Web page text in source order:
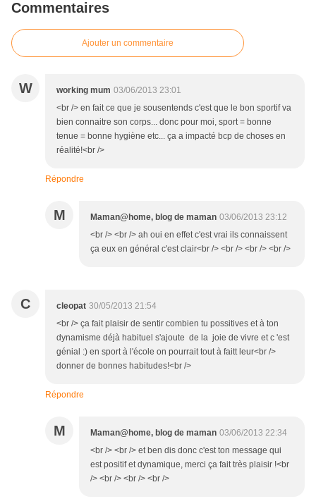
Commentaires
Ajouter un commentaire
W working mum 03/06/2013 23:01
<br /> en fait ce que je sousentends c'est que le bon sportif va
bien connaitre son corps... donc pour moi, sport = bonne
tenue = bonne hygiène etc... ça a impacté bcp de choses en
réalité!<br />
Répondre
M Maman@home, blog de maman 03/06/2013 23:12
<br /> <br /> ah oui en effet c'est vrai ils connaissent
ça eux en général c'est clair<br /> <br /> <br /> <br />
C cleopat 30/05/2013 21:54
<br /> ça fait plaisir de sentir combien tu possitives et à ton
dynamisme déjà habituel s'ajoute de la joie de vivre et c 'est
génial :) en sport à l'école on pourrait tout à faitt leur<br />
donner de bonnes habitudes!<br />
Répondre
M Maman@home, blog de maman 03/06/2013 22:34
<br /> <br /> et ben dis donc c'est ton message qui
est positif et dynamique, merci ça fait très plaisir !<br
/> <br /> <br /> <br />